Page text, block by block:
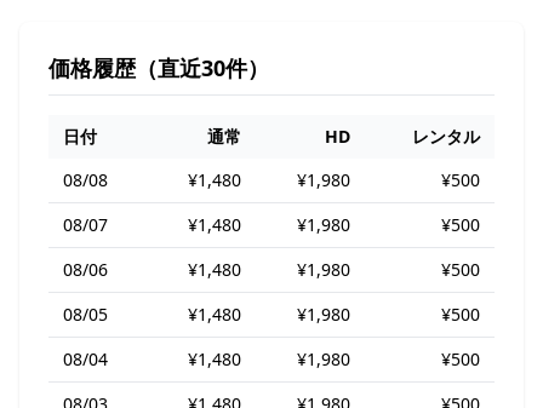
価格履歴（直近30件）
日付 通常 HD
レンタル
08/08
¥1,480 ¥1,980
¥500
08/07
¥1,480 ¥1,980
¥500
08/06
¥1,480 ¥1,980
¥500
08/05
¥1,480 ¥1,980
¥500
08/04
¥1,480 ¥1,980
¥500
08/03
¥1,480 ¥1,980 ¥500